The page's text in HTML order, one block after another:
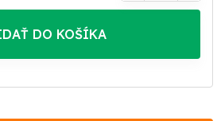
DO KOŠÍKA